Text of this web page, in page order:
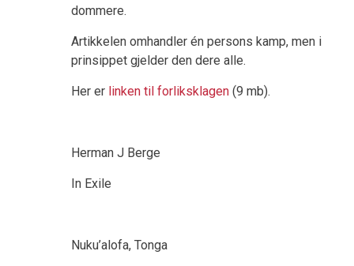
dommere.
Artikkelen omhandler én persons kamp, men i
prinsippet gjelder den dere alle.
Her er linken til forliksklagen (9 mb).
Herman J Berge
In Exile
Nuku’alofa, Tonga